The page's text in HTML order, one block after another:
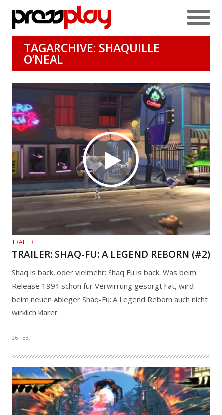
TAGARCHIVE: SHAQUILLE
O’NEAL
TRAILER
TRAILER: SHAQ-FU: A LEGEND REBORN (#2)
Shaq is back, oder vielmehr: Shaq Fu is back. Was beim
Release 1994 schon für Verwirrung gesorgt hat, wird
beim neuen Ableger Shaq-Fu: A Legend Reborn auch nicht
wirklich klarer.
26 FEB.